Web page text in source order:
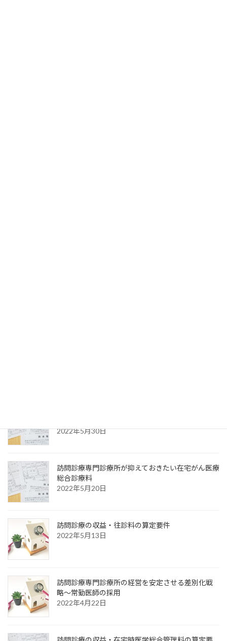
2022年5月30日
訪問診療専門診療所が抑えておきたい在宅がん医療
総合診療料
2022年5月20日
訪問診療の収益・往診料の算定要件
2022年5月13日
訪問診療専門診療所の経営を安定させる差別化戦
略～常勤医師の採用
2022年4月22日